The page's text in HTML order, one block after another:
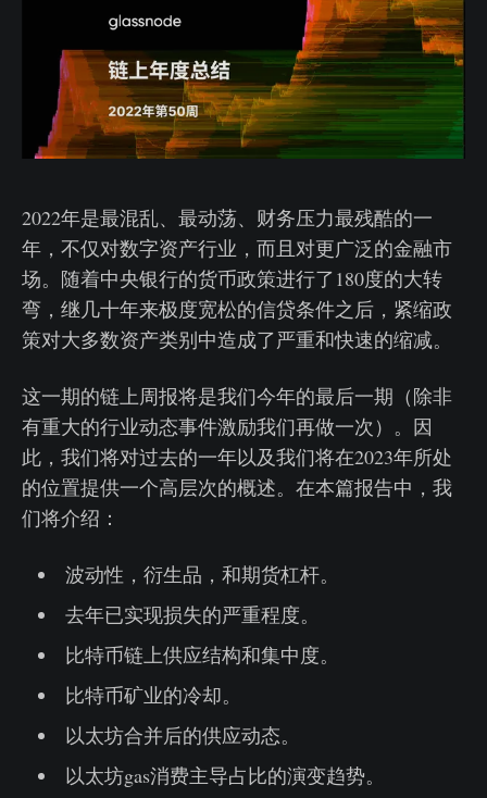
2022年是最混乱、最动荡、财务压力最残酷的一
年，不仅对数字资产行业，而且对更广泛的金融市
场。随着中央银行的货币政策进行了180度的大转
弯，继几十年来极度宽松的信贷条件之后，紧缩政
策对大多数资产类别中造成了严重和快速的缩减。
这一期的链上周报将是我们今年的最后一期（除非
有重大的行业动态事件激励我们再做一次）。因
此，我们将对过去的一年以及我们将在2023年所处
的位置提供一个高层次的概述。在本篇报告中，我
们将介绍：
波动性，衍生品，和期货杠杆。
去年已实现损失的严重程度。
比特币链上供应结构和集中度。
比特币矿业的冷却。
以太坊合并后的供应动态。
以太坊gas消费主导占比的演变趋势。